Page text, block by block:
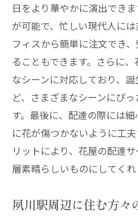
日をより華やかに演出でき
が可能で、忙しい現代人に
フィスから簡単に注文でき
ることもできます。さらに
なシーンに対応しており、
ど、さまざまなシーンにぴ
す。最後に、配達の際には
に花が傷つかないように工
リットにより、花屋の配達
層素晴らしいものにしてくれ
夙川駅周辺に住む方々